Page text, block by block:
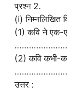
प्रश्न 2.
(i) निम्नलिखित
(1) कवि ने एक-
(2) कवि कभी-
उत्तर :